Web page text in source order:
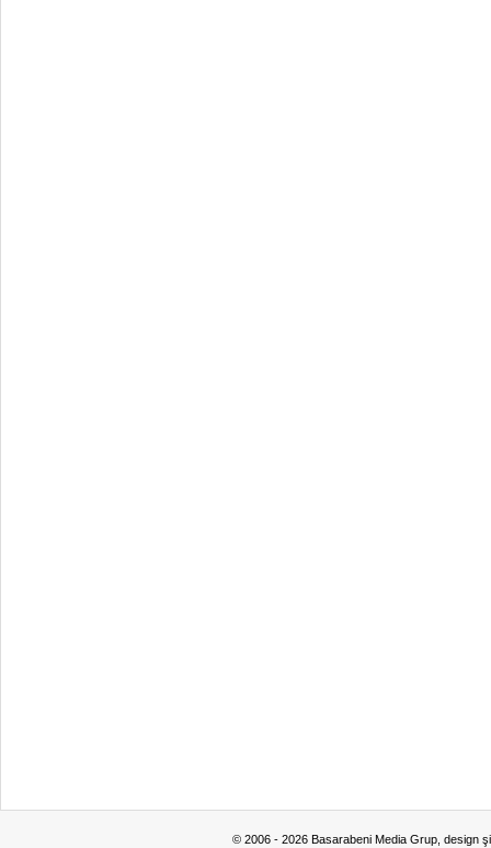
© 2006 - 2026 Basarabeni Media Grup, design